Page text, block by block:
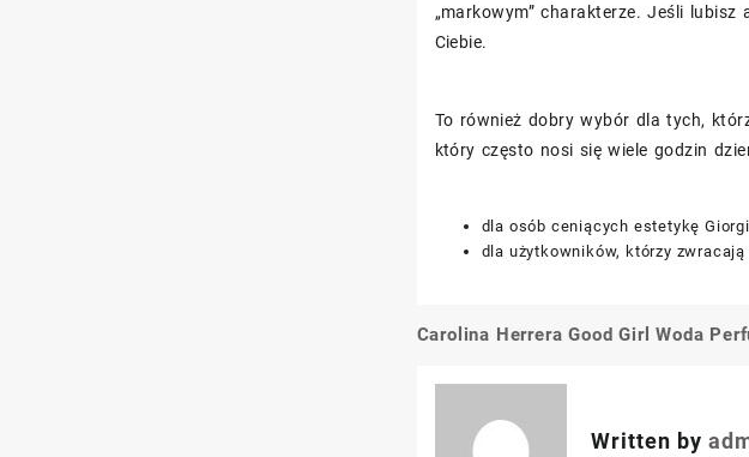
„markowym” charakterze. Jeśli
Ciebie.
To również dobry wybór dla tych,
który często nosi się wiele godzin
dla osób ceniących estetykę
dla użytkowników, którzy
Nawigacja
wpisu
Carolina Herrera Good Girl Woda
Written by